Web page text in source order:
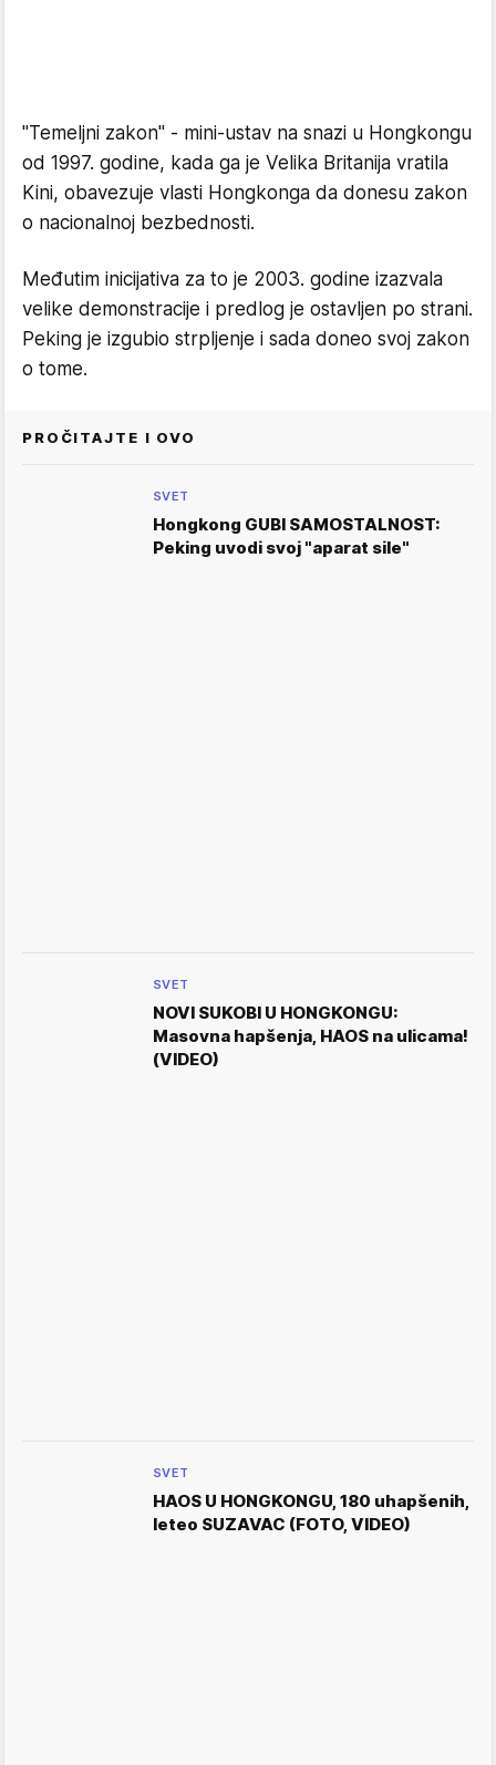
"Temeljni zakon" - mini-ustav na snazi u Hongkongu
od 1997. godine, kada ga je Velika Britanija vratila
Kini, obavezuje vlasti Hongkonga da donesu zakon
o nacionalnoj bezbednosti.
Međutim inicijativa za to je 2003. godine izazvala
velike demonstracije i predlog je ostavljen po strani.
Peking je izgubio strpljenje i sada doneo svoj zakon
o tome.
PROČITAJTE I OVO
SVET
Hongkong GUBI SAMOSTALNOST:
Peking uvodi svoj "aparat sile"
SVET
NOVI SUKOBI U HONGKONGU:
Masovna hapšenja, HAOS na ulicama!
(VIDEO)
SVET
HAOS U HONGKONGU, 180 uhapšenih,
leteo SUZAVAC (FOTO, VIDEO)